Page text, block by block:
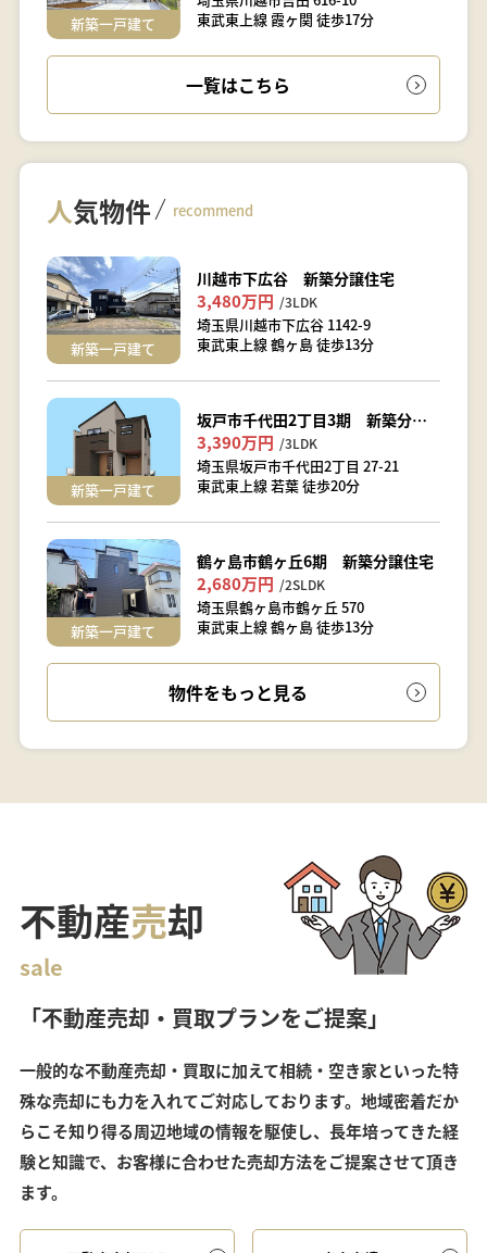
新築一戸建て
東武東上線 霞ヶ関 徒歩17分
一覧はこちら
人気物件 recommend
新築一戸建て
川越市下広谷 新築分譲住宅
3,480万円 /3LDK
埼玉県川越市下広谷 1142-9
東武東上線 鶴ヶ島 徒歩13分
新築一戸建て
坂戸市千代田2丁目3期 新築分譲住宅
3,390万円 /3LDK
埼玉県坂戸市千代田2丁目 27-21
東武東上線 若葉 徒歩20分
新築一戸建て
鶴ヶ島市鶴ヶ丘6期 新築分譲住宅
2,680万円 /2SLDK
埼玉県鶴ヶ島市鶴ヶ丘 570
東武東上線 鶴ヶ島 徒歩13分
物件をもっと見る
不動産売却
sale
「不動産売却・買取プランをご提案」
一般的な不動産売却・買取に加えて相続・空き家といった特
殊な売却にも力を入れてご対応しております。地域密着だか
らこそ知り得る周辺地域の情報を駆使し、長年培ってきた経
験と知識で、お客様に合わせた売却方法をご提案させて頂き
ます。